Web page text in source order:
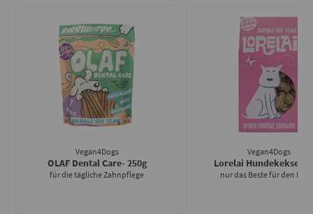
Vegan4Dogs
OLAF Dental Care- 250g
für die tägliche Zahnpflege
Vegan4Dogs
Lorelai Hundekekse
nur das Beste für den